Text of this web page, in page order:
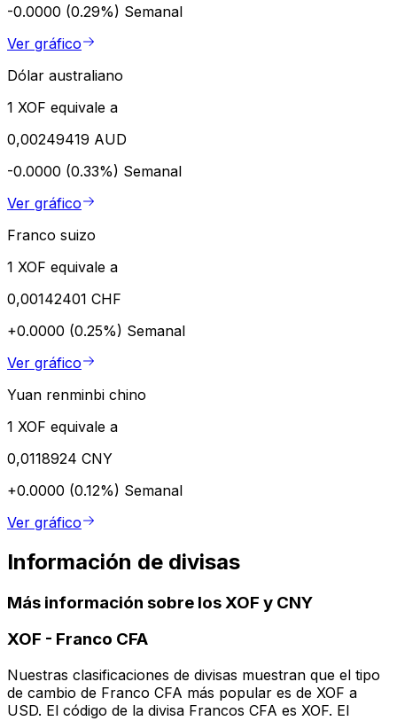
-0.0000 (0.29%) Semanal
Ver gráfico
Dólar australiano
1 XOF equivale a
0,00249419 AUD
-0.0000 (0.33%) Semanal
Ver gráfico
Franco suizo
1 XOF equivale a
0,00142401 CHF
+0.0000 (0.25%) Semanal
Ver gráfico
Yuan renminbi chino
1 XOF equivale a
0,0118924 CNY
+0.0000 (0.12%) Semanal
Ver gráfico
Información de divisas
Más información sobre los XOF y CNY
XOF - Franco CFA
Nuestras clasificaciones de divisas muestran que el tipo
de cambio de Franco CFA más popular es de XOF a
USD. El código de la divisa Francos CFA es XOF. El